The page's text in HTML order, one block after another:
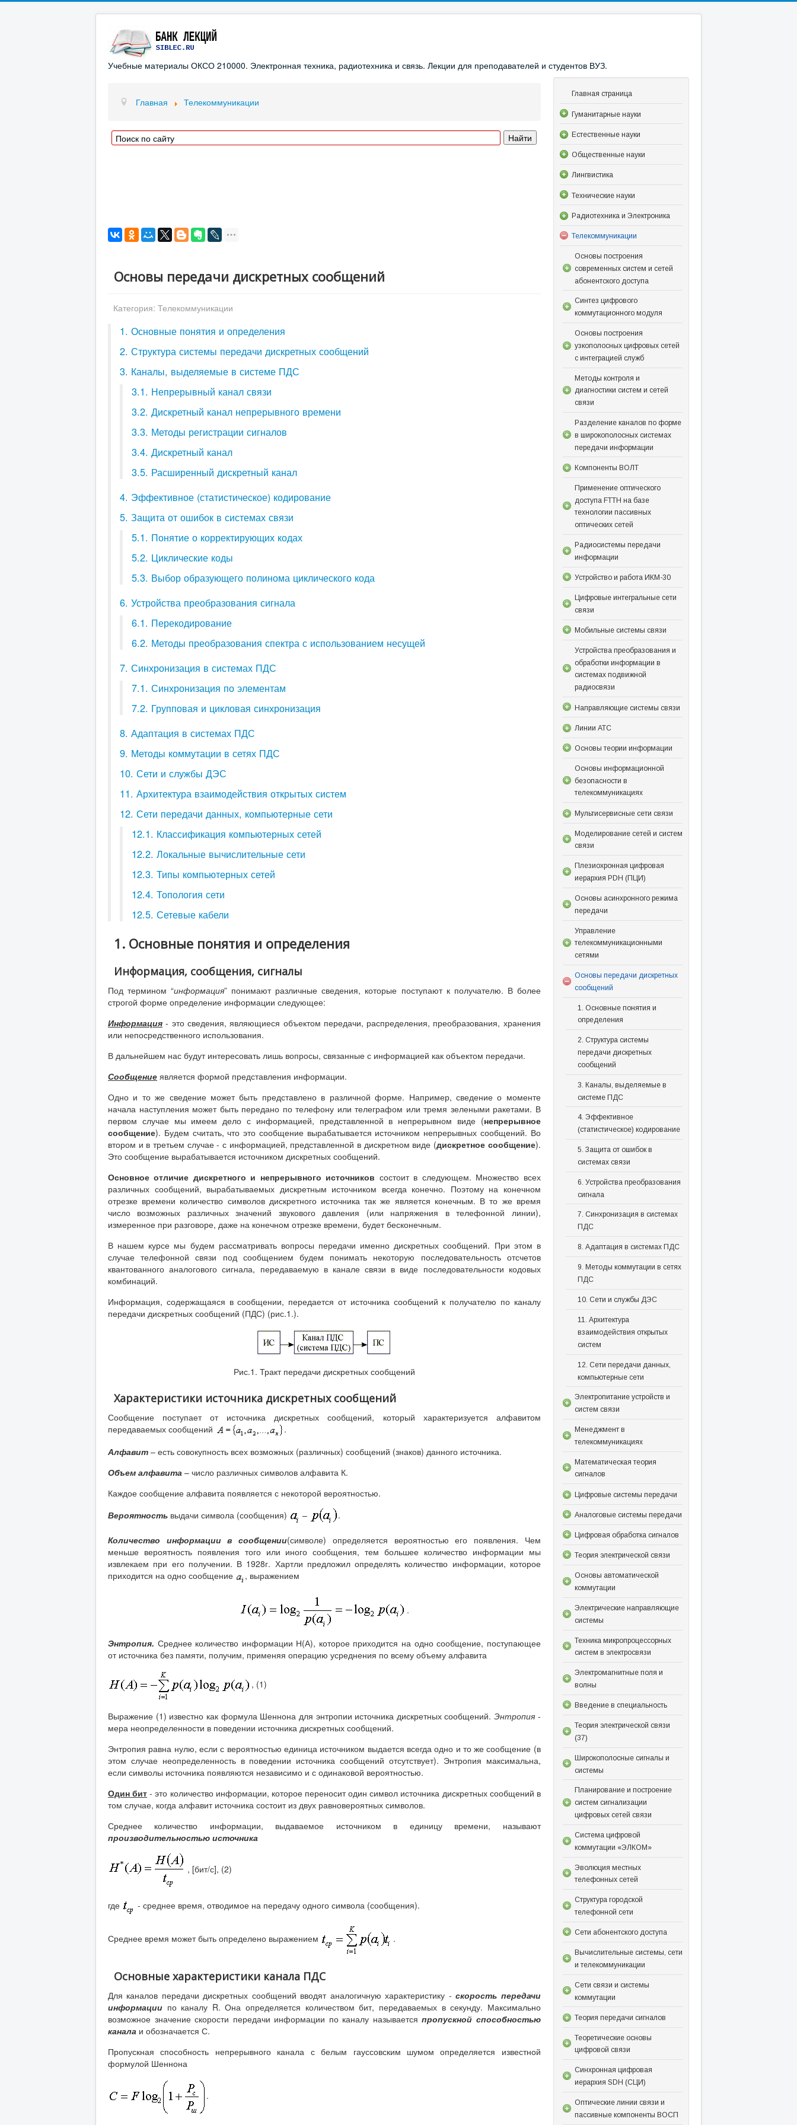
Учебные материалы ОКСО 210000. Электронная техника, радиотехника и связь. Лекции для преподавателей и студентов ВУЗ.
Главная Телекоммуникации
Основы передачи дискретных сообщений
Категория: Телекоммуникации
1. Основные понятия и определения
2. Структура системы передачи дискретных сообщений
3. Каналы, выделяемые в системе ПДС
3.1. Непрерывный канал связи
3.2. Дискретный канал непрерывного времени
3.3. Методы регистрации сигналов
3.4. Дискретный канал
3.5. Расширенный дискретный канал
4. Эффективное (статистическое) кодирование
5. Защита от ошибок в системах связи
5.1. Понятие о корректирующих кодах
5.2. Циклические коды
5.3. Выбор образующего полинома циклического кода
6. Устройства преобразования сигнала
6.1. Перекодирование
6.2. Методы преобразования спектра с использованием несущей
7. Синхронизация в системах ПДС
7.1. Синхронизация по элементам
7.2. Групповая и цикловая синхронизация
8. Адаптация в системах ПДС
9. Методы коммутации в сетях ПДС
10. Сети и службы ДЭС
11. Архитектура взаимодействия открытых систем
12. Сети передачи данных, компьютерные сети
12.1. Классификация компьютерных сетей
12.2. Локальные вычислительные сети
12.3. Типы компьютерных сетей
12.4. Топология сети
12.5. Сетевые кабели
1. Основные понятия и определения
Информация, сообщения, сигналы
Под термином “информация” понимают различные сведения, которые поступают к получателю. В более
строгой форме определение информации следующее:
Информация - это сведения, являющиеся объектом передачи, распределения, преобразования, хранения
или непосредственного использования.
В дальнейшем нас будут интересовать лишь вопросы, связанные с информацией как объектом передачи.
Сообщение является формой представления информации.
Одно и то же сведение может быть представлено в различной форме. Например, сведение о моменте
начала наступления может быть передано по телефону или телеграфом или тремя зелеными ракетами. В
первом случае мы имеем дело с информацией, представленной в непрерывном виде (непрерывное
сообщение). Будем считать, что это сообщение вырабатывается источником непрерывных сообщений. Во
втором и в третьем случае - с информацией, представленной в дискретном виде (дискретное сообщение).
Это сообщение вырабатывается источником дискретных сообщений.
Основное отличие дискретного и непрерывного источников состоит в следующем. Множество всех
различных сообщений, вырабатываемых дискретным источником всегда конечно. Поэтому на конечном
отрезке времени количество символов дискретного источника так же является конечным. В то же время
число возможных различных значений звукового давления (или напряжения в телефонной линии),
измеренное при разговоре, даже на конечном отрезке времени, будет бесконечным.
В нашем курсе мы будем рассматривать вопросы передачи именно дискретных сообщений. При этом в
случае телефонной связи под сообщением будем понимать некоторую последовательность отсчетов
квантованного аналогового сигнала, передаваемую в канале связи в виде последовательности кодовых
комбинаций.
Информация, содержащаяся в сообщении, передается от источника сообщений к получателю по каналу
передачи дискретных сообщений (ПДС) (рис.1.).
Рис.1. Тракт передачи дискретных сообщений
Характеристики источника дискретных сообщений
Сообщение поступает от источника дискретных сообщений, который характеризуется алфавитом
передаваемых сообщений
.
Алфавит – есть совокупность всех возможных (различных) сообщений (знаков) данного источника.
Объем алфавита – число различных символов алфавита К.
Каждое сообщение алфавита появляется с некоторой вероятностью.
Вероятность выдачи символа (сообщения) – .
Количество информации в сообщении(символе) определяется вероятностью его появления. Чем
меньше вероятность появления того или иного сообщения, тем большее количество информации мы
извлекаем при его получении. В 1928г. Хартли предложил определять количество информации, которое
приходится на одно сообщение
, выражением
.
Энтропия. Среднее количество информации Н(А), которое приходится на одно сообщение, поступающее
от источника без памяти, получим, применяя операцию усреднения по всему объему алфавита
, (1)
Выражение (1) известно как формула Шеннона для энтропии источника дискретных сообщений.Энтропия -
мера неопределенности в поведении источника дискретных сообщений.
Энтропия равна нулю, если с вероятностью единица источником выдается всегда одно и то же сообщение (в
этом случае неопределенность в поведении источника сообщений отсутствует). Энтропия максимальна,
если символы источника появляются независимо и с одинаковой вероятностью.
Один бит - это количество информации, которое переносит один символ источника дискретных сообщений в
том случае, когда алфавит источника состоит из двух равновероятных символов.
Среднее количество информации, выдаваемое источником в единицу времени, называют
производительностью источника
, [бит/с], (2)
где - среднее время, отводимое на передачу одного символа (сообщения).
Среднее время может быть определено выражением .
Основные характеристики канала ПДС
Для каналов передачи дискретных сообщений вводят аналогичную характеристику -скорость передачи
информации по каналу R. Она определяется количеством бит, передаваемых в секунду. Максимально
возможное значение скорости передачи информации по каналу называетсяпропускной способностью
канала и обозначается С.
Пропускная способность непрерывного канала с белым гауссовским шумом определяется известной
формулой Шеннона
.
Главная страница
Гуманитарные науки
Естественные науки
Общественные науки
Лингвистика
Технические науки
Радиотехника и Электроника
Телекоммуникации
Основы построения
современных систем и сетей
абонентского доступа
Синтез цифрового
коммутационного модуля
Основы построения
узкополосных цифровых сетей
с интеграцией служб
Методы контроля и
диагностики систем и сетей
связи
Разделение каналов по форме
в широкополосных системах
передачи информации
Компоненты ВОЛТ
Применение оптического
доступа FTTH на базе
технологии пассивных
оптических сетей
Радиосистемы передачи
информации
Устройство и работа ИКМ-30
Цифровые интегральные сети
связи
Мобильные системы связи
Устройства преобразования и
обработки информации в
системах подвижной
радиосвязи
Направляющие системы связи
Линии АТС
Основы теории информации
Основы информационной
безопасности в
телекоммуникациях
Мультисервисные сети связи
Моделирование сетей и систем
связи
Плезиохронная цифровая
иерархия PDH (ПЦИ)
Основы асинхронного режима
передачи
Управление
телекоммуникационными
сетями
Основы передачи дискретных
сообщений
1. Основные понятия и
определения
2. Структура системы
передачи дискретных
сообщений
3. Каналы, выделяемые в
системе ПДС
4. Эффективное
(статистическое) кодирование
5. Защита от ошибок в
системах связи
6. Устройства преобразования
сигнала
7. Синхронизация в системах
ПДС
8. Адаптация в системах ПДС
9. Методы коммутации в сетях
ПДС
10. Сети и службы ДЭС
11. Архитектура
взаимодействия открытых
систем
12. Сети передачи данных,
компьютерные сети
Электропитание устройств и
систем связи
Менеджмент в
телекоммуникациях
Математическая теория
сигналов
Цифровые системы передачи
Аналоговые системы передачи
Цифровая обработка сигналов
Теория электрической связи
Основы автоматической
коммутации
Электрические направляющие
системы
Техника микропроцессорных
систем в электросвязи
Электромагнитные поля и
волны
Введение в специальность
Теория электрической связи
(37)
Широкополосные сигналы и
системы
Планирование и построение
систем сигнализации
цифровых сетей связи
Система цифровой
коммутации «ЭЛКОМ»
Эволюция местных
телефонных сетей
Структура городской
телефонной сети
Сети абонентского доступа
Вычислительные системы, сети
и телекоммуникации
Сети связи и системы
коммутации
Теория передачи сигналов
Теоретические основы
цифровой связи
Синхронная цифровая
иерархия SDH (СЦИ)
Оптические линии связи и
пассивные компоненты ВОСП